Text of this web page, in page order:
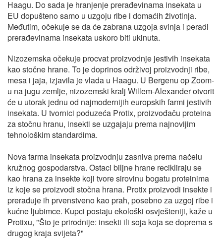
Haagu. Do sada je hranjenje prerađevinama insekata u
EU dopušteno samo u uzgoju ribe i domaćih životinja.
Međutim, očekuje se da će zabrana uzgoja svinja i peradi
prerađevinama insekata uskoro biti ukinuta.
Nizozemska očekuje procvat proizvodnje jestivih insekata
kao stočne hrane. To je doprinos održivoj proizvodnji ribe,
mesa i jaja, izjavila je vlada u Haagu. U Bergenu op Zoom-
u na jugu zemlje, nizozemski kralj Willem-Alexander otvorit
će u utorak jednu od najmodernijih europskih farmi jestivih
insekata. U tvornici poduzeća Protix, proizvođaču proteina
za stočnu hranu, insekti se uzgajaju prema najnovijim
tehnološkim standardima.
Nova farma insekata proizvodnju zasniva prema načelu
kružnog gospodarstva. Ostaci biljne hrane recikliraju se
kao hrana za insekte koji tvore sirovinu bogatu proteinima
iz koje se proizvodi stočna hrana. Protix proizvodi insekte i
prerađuje ih prvenstveno kao prah, posebno za uzgoj ribe i
kućne ljubimce. Kupci postaju ekološki osvješteniji, kaže u
Protixu, "Što je prirodnije: insekti ili soja koja se doprema s
drugog kraja svijeta?"